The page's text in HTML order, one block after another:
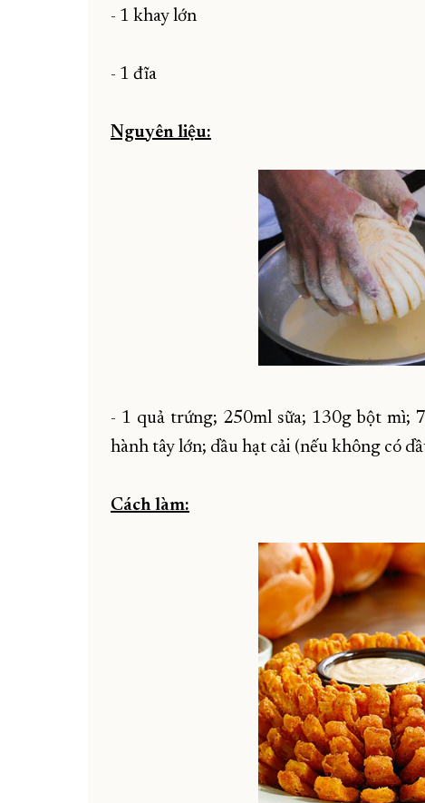
- 1 khay lớn
- 1 đĩa
Nguyên liệu:
- 1 quả trứng; 250ml sữa; 130g bột mì;
hành tây lớn; dầu hạt cải (nếu không có
Cách làm: